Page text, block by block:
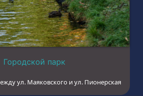
Городской парк
ул. Маяковского и ул. Пионерская